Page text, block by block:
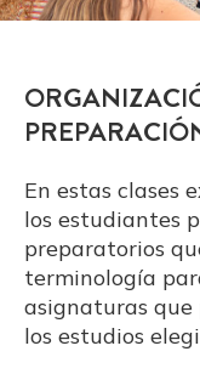
En estas clases
los estudiantes
preparatorios
terminología
asignaturas
los estudios